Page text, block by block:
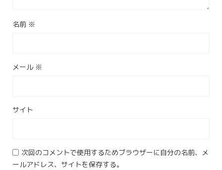
名前 ※
メール ※
サイト
次回のコメントで使用するためブラウザーに自分の名前、メ
ールアドレス、サイトを保存する。